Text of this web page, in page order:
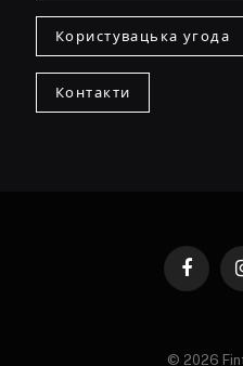
Користувацька угода
Контакти
© 2026